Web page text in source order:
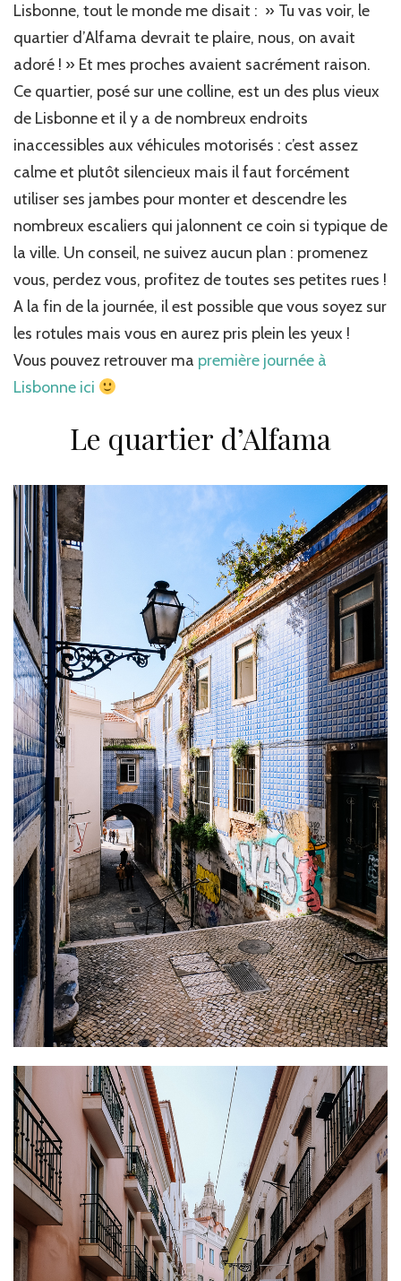
direction
le
quartier
Lisbonne, tout le monde me disait : » Tu vas voir, le
quartier d’Alfama devrait te plaire, nous, on avait
adoré ! » Et mes proches avaient sacrément raison.
Ce quartier, posé sur une colline, est un des plus vieux
de Lisbonne et il y a de nombreux endroits
inaccessibles aux véhicules motorisés : c’est assez
calme et plutôt silencieux mais il faut forcément
utiliser ses jambes pour monter et descendre les
nombreux escaliers qui jalonnent ce coin si typique de
la ville. Un conseil, ne suivez aucun plan : promenez
vous, perdez vous, profitez de toutes ses petites rues !
A la fin de la journée, il est possible que vous soyez sur
les rotules mais vous en aurez pris plein les yeux !
Vous pouvez retrouver ma première journée à
Lisbonne ici
Le quartier d’Alfama